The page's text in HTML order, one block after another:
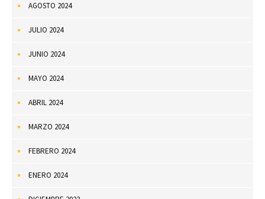
AGOSTO 2024
JULIO 2024
JUNIO 2024
MAYO 2024
ABRIL 2024
MARZO 2024
FEBRERO 2024
ENERO 2024